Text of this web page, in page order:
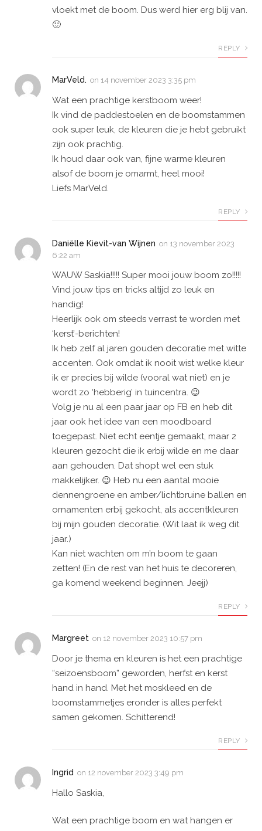
vloekt met de boom. Dus werd hier erg blij van.
🙂
REPLY
MarVeld. on 14 november 2023 3:35 pm
Wat een prachtige kerstboom weer!
Ik vind de paddestoelen en de boomstammen
ook super leuk, de kleuren die je hebt gebruikt
zijn ook prachtig.
Ik houd daar ook van, fijne warme kleuren
alsof de boom je omarmt, heel mooi!
Liefs MarVeld.
REPLY
Daniëlle Kievit-van Wijnen on 13 november 2023
6:22 am
WAUW Saskia!!!!! Super mooi jouw boom zo!!!!!
Vind jouw tips en tricks altijd zo leuk en
handig!
Heerlijk ook om steeds verrast te worden met
‘kerst’-berichten!
Ik heb zelf al jaren gouden decoratie met witte
accenten. Ook omdat ik nooit wist welke kleur
ik er precies bij wilde (vooral wat niet) en je
wordt zo ‘hebberig’ in tuincentra. 😉
Volg je nu al een paar jaar op FB en heb dit
jaar ook het idee van een moodboard
toegepast. Niet echt eentje gemaakt, maar 2
kleuren gezocht die ik erbij wilde en me daar
aan gehouden. Dat shopt wel een stuk
makkelijker. 😉 Heb nu een aantal mooie
dennengroene en amber/lichtbruine ballen en
ornamenten erbij gekocht, als accentkleuren
bij mijn gouden decoratie. (Wit laat ik weg dit
jaar.)
Kan niet wachten om m’n boom te gaan
zetten! (En de rest van het huis te decoreren,
ga komend weekend beginnen. Jeejj)
REPLY
Margreet on 12 november 2023 10:57 pm
Door je thema en kleuren is het een prachtige
“seizoensboom” geworden, herfst en kerst
hand in hand. Met het moskleed en de
boomstammetjes eronder is alles perfekt
samen gekomen. Schitterend!
REPLY
Ingrid on 12 november 2023 3:49 pm
Hallo Saskia,
Wat een prachtige boom en wat hangen er